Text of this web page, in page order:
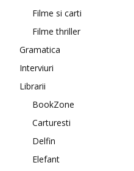
Filme si carti
Filme thriller
Gramatica
Interviuri
Librarii
BookZone
Carturesti
Delfin
Elefant